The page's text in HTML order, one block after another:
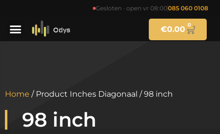
Gesloten · open vr 08:00085 060 0108
€0.00 0
Home / Product Inches Diagonaal / 98 inch
98 inch